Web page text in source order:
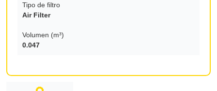
Tipo de filtro
Air Filter
Volumen (m³)
0.047